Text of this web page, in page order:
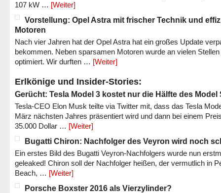
107 kW … [Weiter]
Vorstellung: Opel Astra mit frischer Technik und
Motoren
Nach vier Jahren hat der Opel Astra hat ein großes Update
bekommen. Neben sparsamen Motoren wurde an vielen Stellen
optimiert. Wir durften … [Weiter]
Erlkönige und Insider-Stories:
Gerücht: Tesla Model 3 kostet nur die Hälfte des Model
Tesla-CEO Elon Musk teilte via Twitter mit, dass das Tesla
März nächsten Jahres präsentiert wird und dann bei einem
35.000 Dollar … [Weiter]
Bugatti Chiron: Nachfolger des Veyron wird noch
Ein erstes Bild des Bugatti Veyron-Nachfolgers wurde nun
geleaked! Chiron soll der Nachfolger heißen, der vermutlich in
Beach, … [Weiter]
Porsche Boxster 2016 als Vierzylinder?